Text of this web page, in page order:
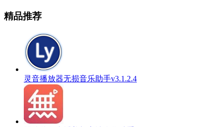
精品推荐
灵音播放器无损音乐助手v3.1.2.4